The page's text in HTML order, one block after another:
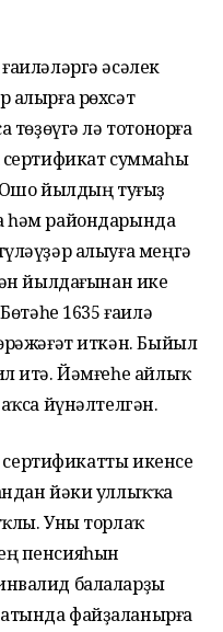
әсәлек
алырға рөхсәт
лә тотонорға
суммаһы
йылдың туғыҙ
һәм райондарында
алыуға меңгә
йылдағынан ике
1635 ғаилә
иткән. Быйыл
итә. Йәмғеһе айлыҡ
йүнәлтелгән.
сертификатты икенсе
йәки уллыҡҡа
Уны торлаҡ
пенсияһын
балаларҙы
файҙаланырға